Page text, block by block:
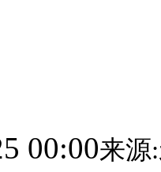
00:00来源: